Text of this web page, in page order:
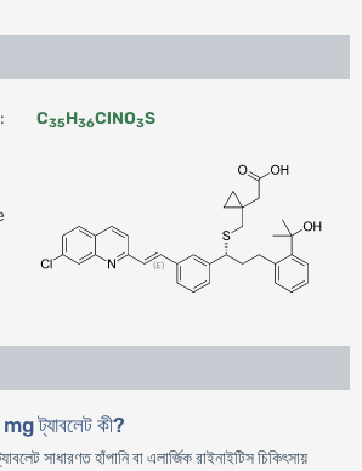
C35H36ClNO3S
ট্যাবলেট কী?
সাধারণত হাঁপানি বা এলার্জিক রাইনাইটিস চিকিৎসায়